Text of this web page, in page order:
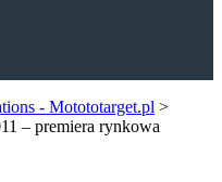
- Motototarget.pl >
– premiera rynkowa